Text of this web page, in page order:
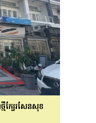
មីក្បែរសែនសុខ